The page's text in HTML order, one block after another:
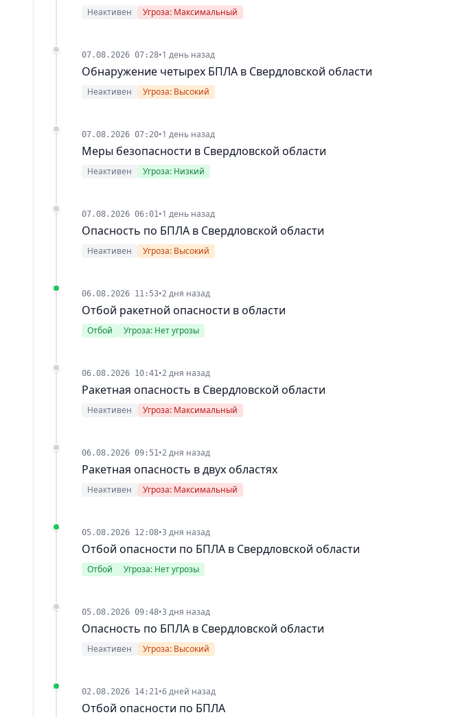
Неактивен Угроза: Максимальный
07.08.2026 07:28•1 день назад
Обнаружение четырех БПЛА в Свердловской области
Неактивен Угроза: Высокий
07.08.2026 07:20•1 день назад
Меры безопасности в Свердловской области
Неактивен Угроза: Низкий
07.08.2026 06:01 •1 день назад
Опасность по БПЛА в Свердловской области
Неактивен Угроза: Высокий
06.08.2026 11:53•2 дня назад
Отбой ракетной опасности в области
Отбой Угроза: Нет угрозы
06.08.2026 10:41 •2 дня назад
Ракетная опасность в Свердловской области
Неактивен Угроза: Максимальный
06.08.2026 09:51 •2 дня назад
Ракетная опасность в двух областях
Неактивен Угроза: Максимальный
05.08.2026 12:08•3 дня назад
Отбой опасности по БПЛА в Свердловской области
Отбой Угроза: Нет угрозы
05.08.2026 09:48•3 дня назад
Опасность по БПЛА в Свердловской области
Неактивен Угроза: Высокий
02.08.2026 14:21 •6 дней назад
Отбой опасности по БПЛА